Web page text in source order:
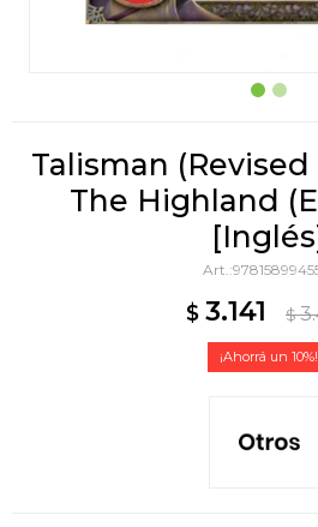
Talisman
The Highland
$ 3.141 $
10